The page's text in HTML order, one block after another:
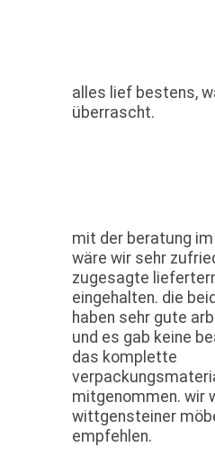
alles lief bestens,
überrascht.
mit der beratung
wäre wir sehr
zugesagte
eingehalten. die
haben sehr gute
und es gab keine
das komplette
mitgenommen. wir
wittgensteiner
empfehlen.